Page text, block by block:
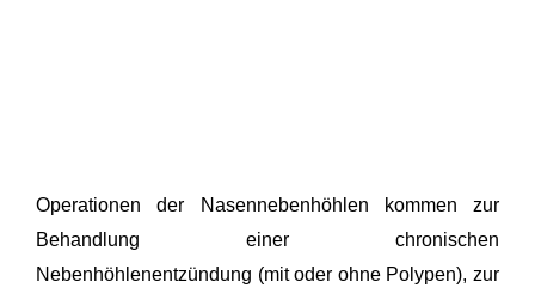
Operationen der Nasennebenhöhlen kommen zur
Behandlung einer chronischen
Nebenhöhlenentzündung (mit oder ohne Polypen), zur